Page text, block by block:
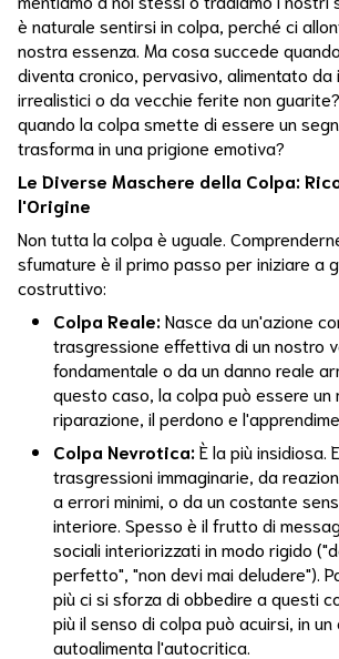
è naturale sentirsi in colpa, perché ci
nostra essenza. Ma cosa succede
diventa cronico, pervasivo, alimentato da
irrealistici o da vecchie ferite non
quando la colpa smette di essere un
trasforma in una prigione emotiva?
Le Diverse Maschere della Colpa:
l'Origine
Non tutta la colpa è uguale.
sfumature è il primo passo per iniziare a
costruttivo:
Colpa Reale:Nasce da un'azione
trasgressione effettiva di un nostro
fondamentale o da un danno reale
questo caso, la colpa può essere un
riparazione, il perdono e
Colpa Nevrotica:È la più insidiosa.
trasgressioni immaginarie, da
a errori minimi, o da un costante
interiore. Spesso è il frutto di
sociali interiorizzati in modo rigido
perfetto", "non devi mai deludere").
più ci si sforza di obbedire a questi
più il senso di colpa può acuirsi, in
autoalimenta l'autocritica.
Calma
Calmainteriore
Colite
Colon
Connessione
Mente
Corpo
Consapevolezza
Consapevolezza
Corporea
Corpo
Corpoemente
Costellazioni
Familiari
Costellazioni
Spirituali